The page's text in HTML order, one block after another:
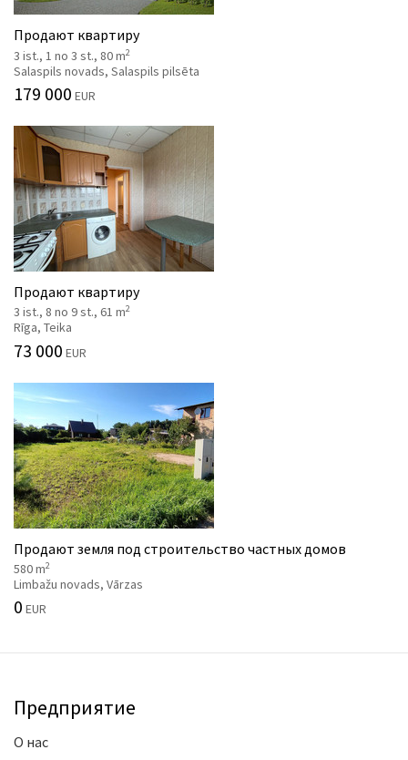
Продают квартиру
3 ist., 1 no 3 st., 80 m2
Salaspils novads, Salaspils pilsēta
179 000 EUR
Продают квартиру
3 ist., 8 no 9 st., 61 m2
Rīga, Teika
73 000 EUR
Продают земля под строительство частных домов
580 m2
Limbažu novads, Vārzas
0 EUR
Предприятие
О нас